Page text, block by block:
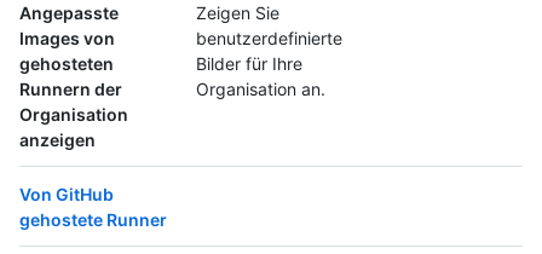
Angepasste
Images von
gehosteten
Runnern der
Organisation
anzeigen
Zeigen Sie
benutzerdefinierte
Bilder für Ihre
Organisation an.
Von GitHub
gehostete Runner